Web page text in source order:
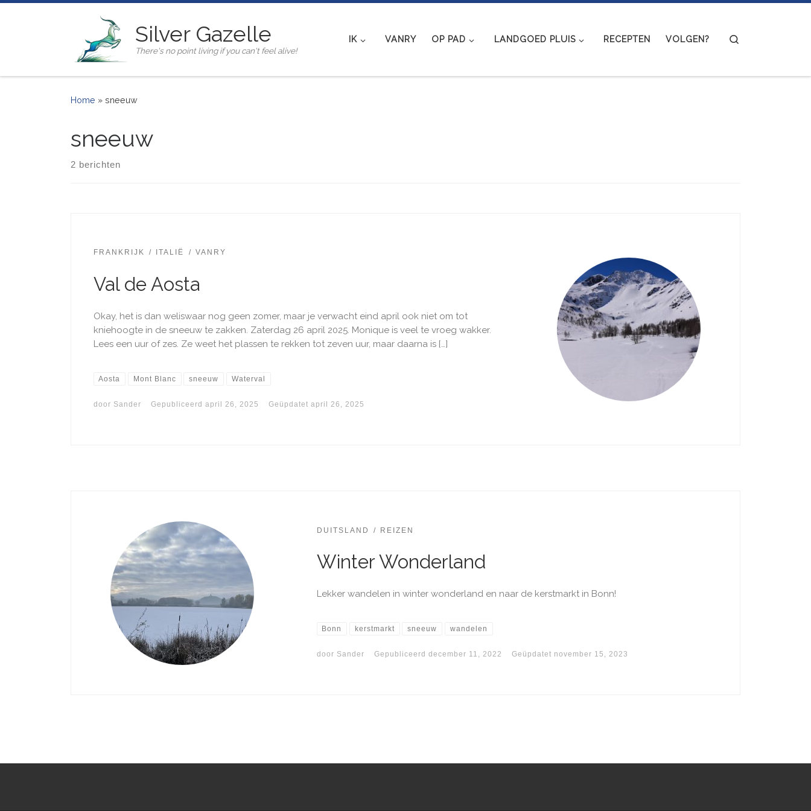
Silver Gazelle
There's no point living if you can't feel alive!
IK VANRY OP PAD LANDGOED PLUIS RECEPTEN VOLGEN?
Home » sneeuw
sneeuw
2 berichten
FRANKRIJK ITALIË VANRY
Val de Aosta
Okay, het is dan weliswaar nog geen zomer, maar je verwacht eind april ook niet om tot
kniehoogte in de sneeuw te zakken. Zaterdag 26 april 2025. Monique is veel te vroeg wakker.
Lees een uur of zes. Ze weet het plassen te rekken tot zeven uur, maar daarna is […]
Aosta Mont Blanc sneeuw Waterval
door Sander Gepubliceerd april 26, 2025 Geüpdatet april 26, 2025
DUITSLAND REIZEN
Winter Wonderland
Lekker wandelen in winter wonderland en naar de kerstmarkt in Bonn!
Bonn kerstmarkt sneeuw wandelen
door Sander Gepubliceerd december 11, 2022 Geüpdatet november 15, 2023